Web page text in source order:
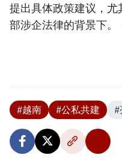
提出具体政策建议，
部涉企法律的背景下。
#越南 #公私共建 #